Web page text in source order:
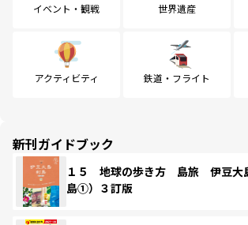
イベント・観戦 世界遺産
アクティビティ 鉄道・フライト
新刊ガイドブック
１５ 地球の歩き方 島旅 伊豆大
島①）３訂版